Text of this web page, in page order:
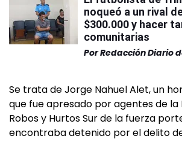
noqueó a un rival
$300.000 y hacer
comunitarias
PorRedacción Diario
Se trata de Jorge Nahuel Alet, un
que fue apresado por agentes de la
Robos y Hurtos Sur de la fuerza
encontraba detenido por el delito